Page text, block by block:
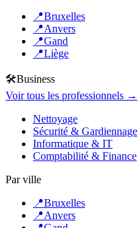
📍Bruxelles
📍Anvers
📍Gand
📍Liège
🛠️Business
Voir tous les professionnels →
Nettoyage
Sécurité & Gardiennage
Informatique & IT
Comptabilité & Finance
Par ville
📍Bruxelles
📍Anvers